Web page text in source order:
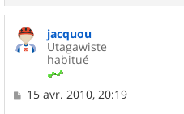
jacquou
Utagawiste
habitué
M15 avr. 2010, 20:19